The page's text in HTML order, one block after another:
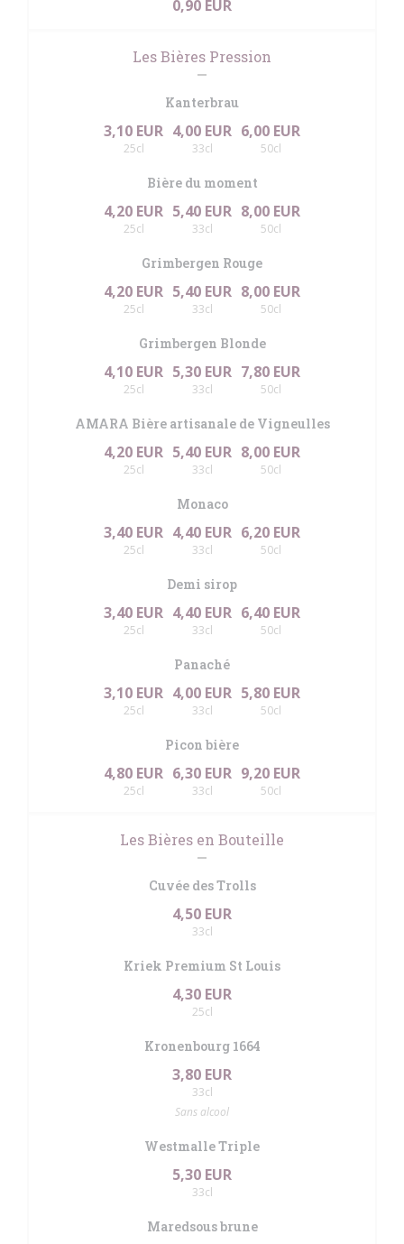
0,90 EUR
Les Bières Pression
Kanterbrau
3,10 EUR
25cl
4,00 EUR
33cl
6,00 EUR
50cl
Bière du moment
4,20 EUR
25cl
5,40 EUR
33cl
8,00 EUR
50cl
Grimbergen Rouge
4,20 EUR
25cl
5,40 EUR
33cl
8,00 EUR
50cl
Grimbergen Blonde
4,10 EUR
25cl
5,30 EUR
33cl
7,80 EUR
50cl
AMARA Bière artisanale de Vigneulles
4,20 EUR
25cl
5,40 EUR
33cl
8,00 EUR
50cl
Monaco
3,40 EUR
25cl
4,40 EUR
33cl
6,20 EUR
50cl
Demi sirop
3,40 EUR
25cl
4,40 EUR
33cl
6,40 EUR
50cl
Panaché
3,10 EUR
25cl
4,00 EUR
33cl
5,80 EUR
50cl
Picon bière
4,80 EUR
25cl
6,30 EUR
33cl
9,20 EUR
50cl
Les Bières en Bouteille
Cuvée des Trolls
4,50 EUR
33cl
Kriek Premium St Louis
4,30 EUR
25cl
Kronenbourg 1664
3,80 EUR
33cl
Sans alcool
Westmalle Triple
5,30 EUR
33cl
Maredsous brune